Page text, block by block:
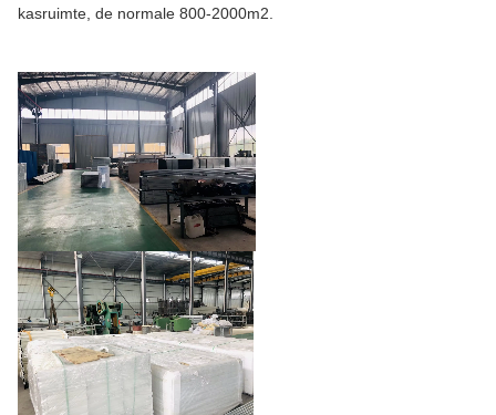
kasruimte, de normale 800-2000m2.